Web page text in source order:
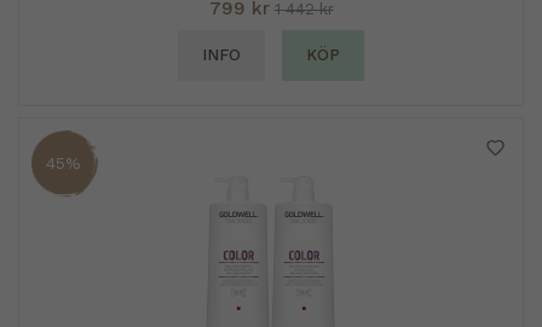
799 kr 1 442 kr
INFO KÖP
45%